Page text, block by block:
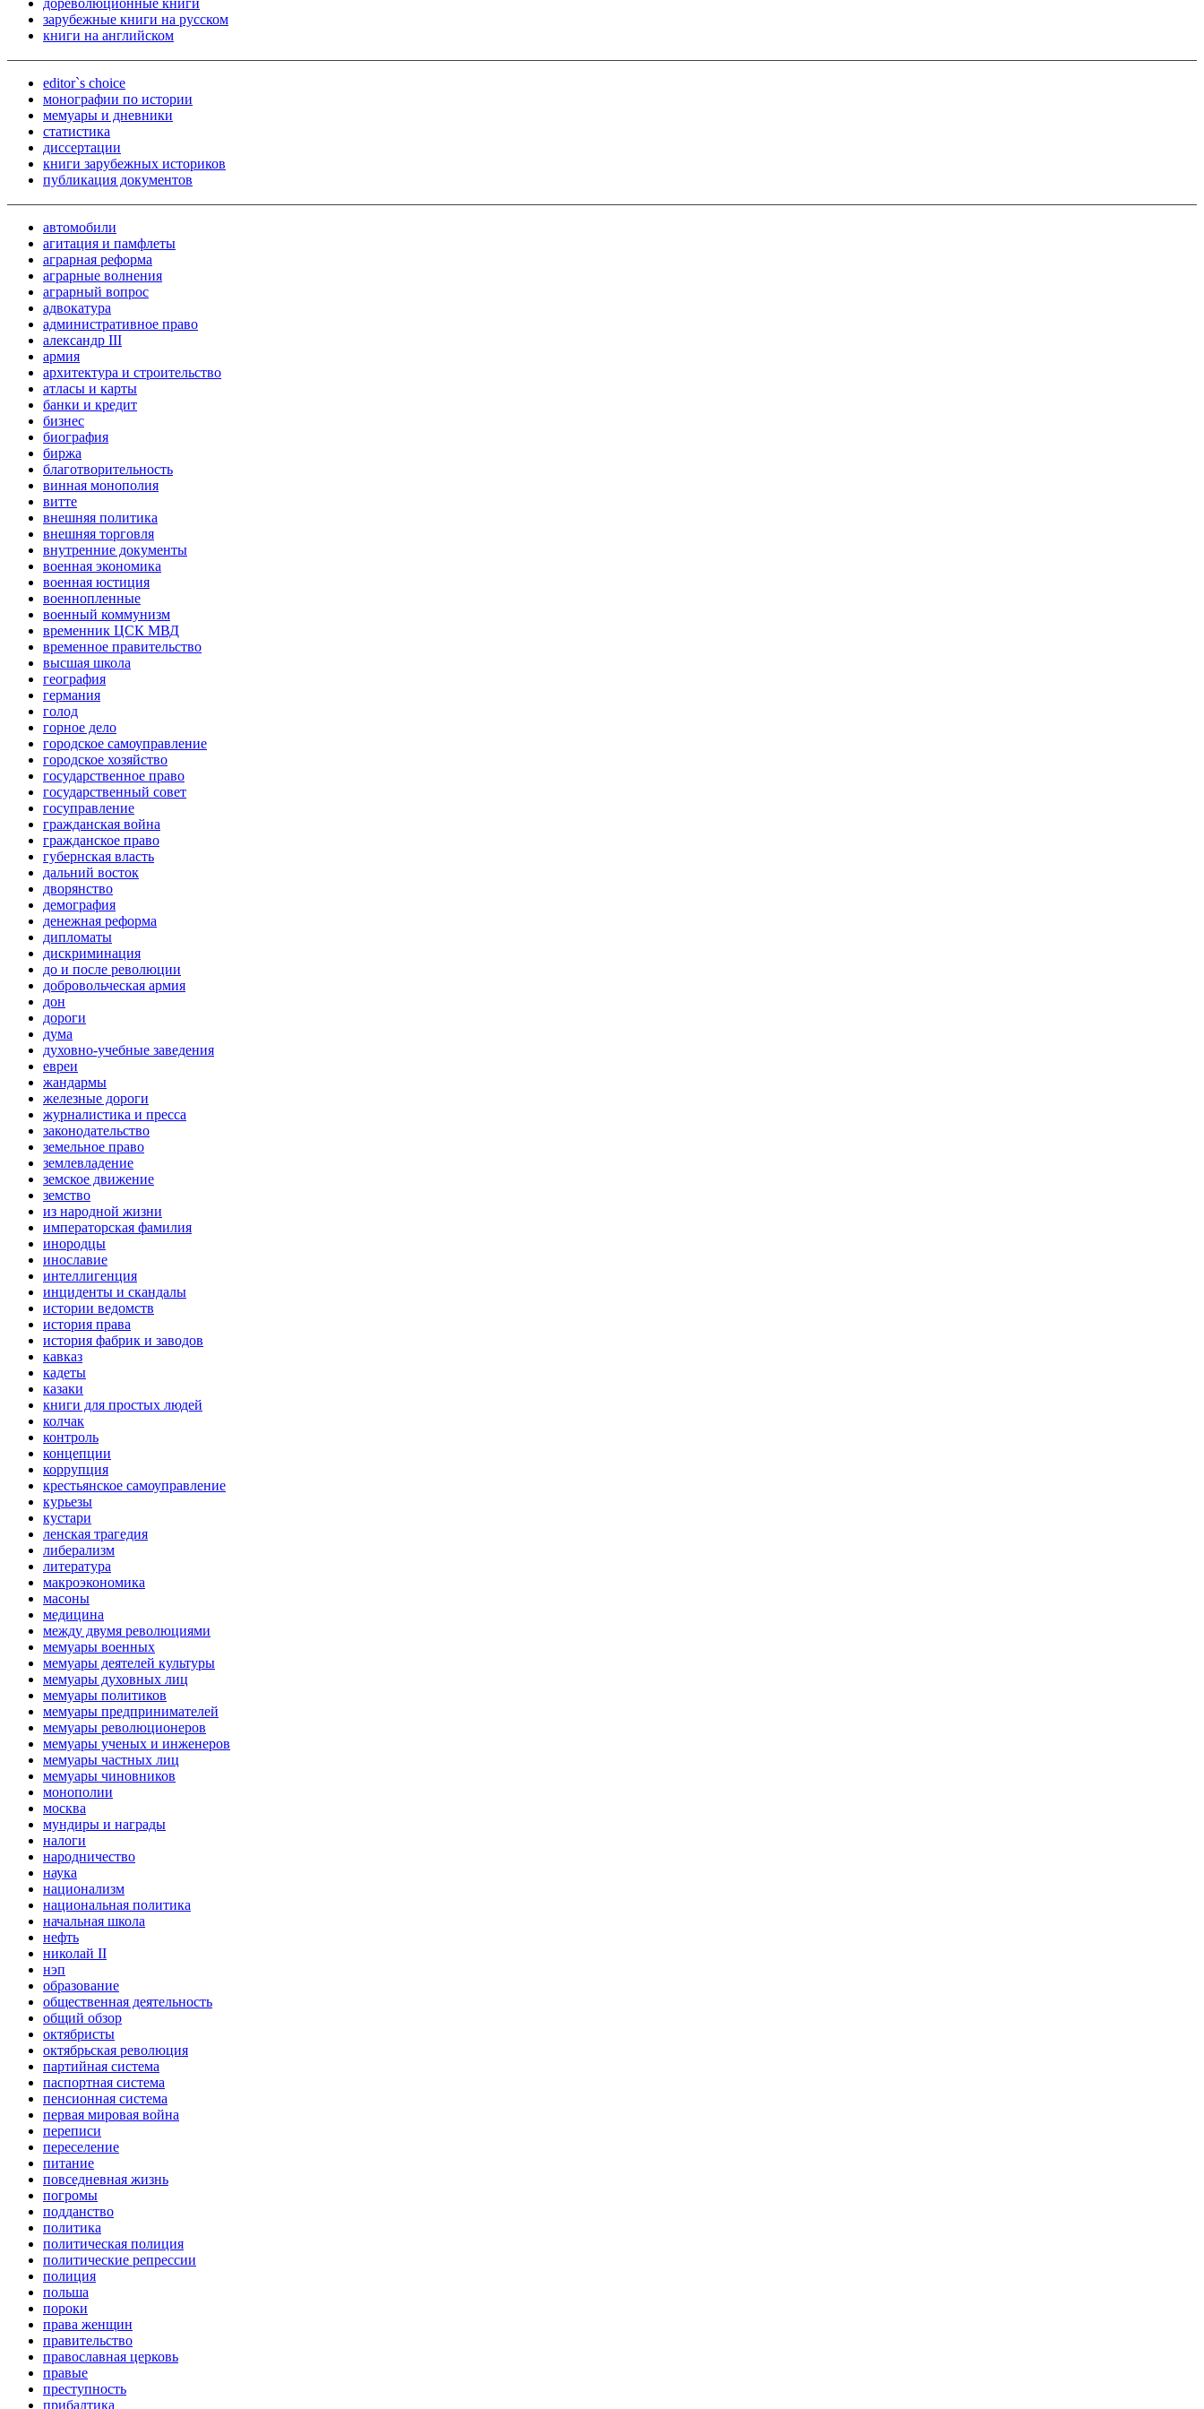
дореволюционные книги
зарубежные книги на русском
книги на английском
editor`s choice
монографии по истории
мемуары и дневники
статистика
диссертации
книги зарубежных историков
публикация документов
автомобили
агитация и памфлеты
аграрная реформа
аграрные волнения
аграрный вопрос
адвокатура
административное право
александр III
армия
архитектура и строительство
атласы и карты
банки и кредит
бизнес
биография
биржа
благотворительность
винная монополия
витте
внешняя политика
внешняя торговля
внутренние документы
военная экономика
военная юстиция
военнопленные
военный коммунизм
временник ЦСК МВД
временное правительство
высшая школа
география
германия
голод
горное дело
городское самоуправление
городское хозяйство
государственное право
государственный совет
госуправление
гражданская война
гражданское право
губернская власть
дальний восток
дворянство
демография
денежная реформа
дипломаты
дискриминация
до и после революции
добровольческая армия
дон
дороги
дума
духовно-учебные заведения
евреи
жандармы
железные дороги
журналистика и пресса
законодательство
земельное право
землевладение
земское движение
земство
из народной жизни
императорская фамилия
инородцы
инославие
интеллигенция
инциденты и скандалы
истории ведомств
история права
история фабрик и заводов
кавказ
кадеты
казаки
книги для простых людей
колчак
контроль
концепции
коррупция
крестьянское самоуправление
курьезы
кустари
ленская трагедия
либерализм
литература
макроэкономика
масоны
медицина
между двумя революциями
мемуары военных
мемуары деятелей культуры
мемуары духовных лиц
мемуары политиков
мемуары предпринимателей
мемуары революционеров
мемуары ученых и инженеров
мемуары частных лиц
мемуары чиновников
монополии
москва
мундиры и награды
налоги
народничество
наука
национализм
национальная политика
начальная школа
нефть
николай II
нэп
образование
общественная деятельность
общий обзор
октябристы
октябрьская революция
партийная система
паспортная система
пенсионная система
первая мировая война
переписи
переселение
питание
повседневная жизнь
погромы
подданство
политика
политическая полиция
политические репрессии
полиция
польша
пороки
права женщин
правительство
православная церковь
правые
преступность
прибалтика